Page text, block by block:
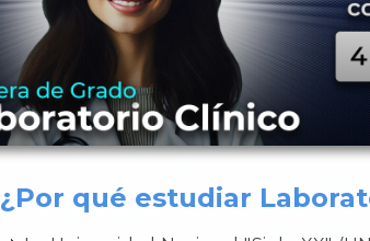
¿Por qué estudiar